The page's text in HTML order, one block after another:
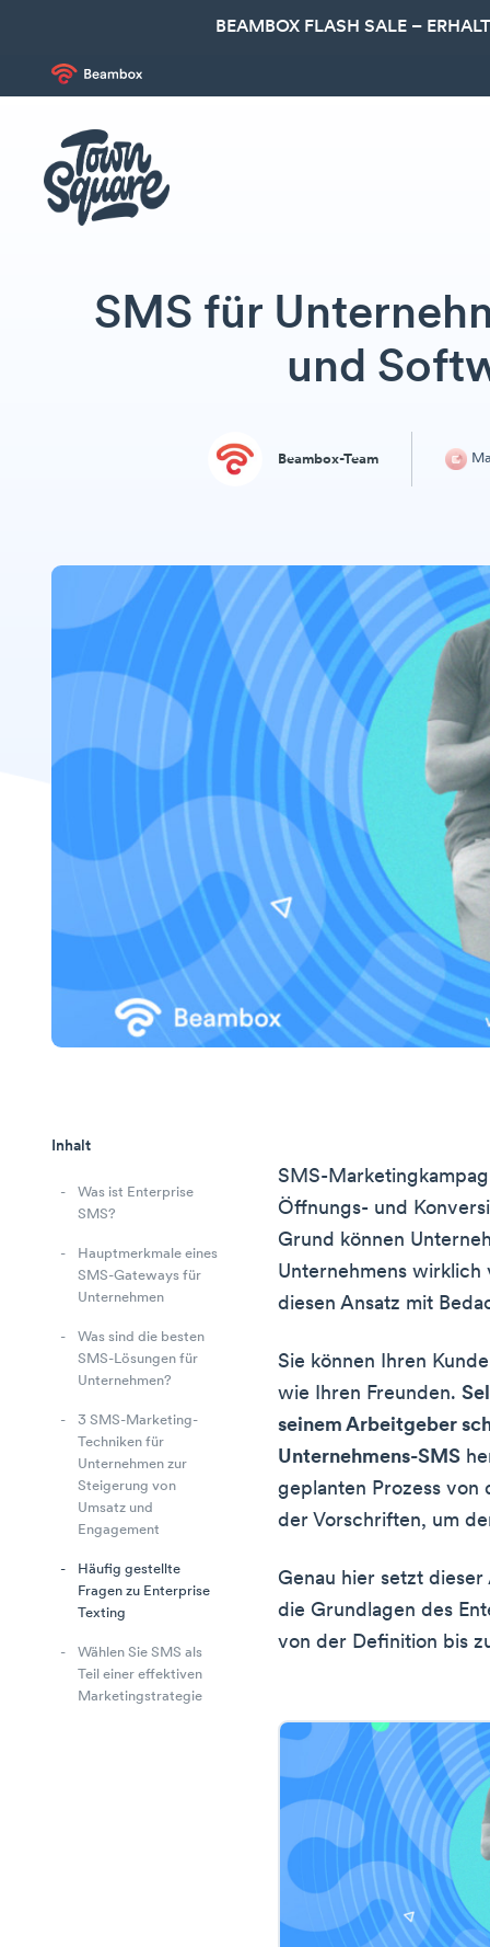
BEAMBOX FLASH SALE –
SMS für
und
Beambox-Team
Inhalt
Was ist Enterprise
SMS?
Hauptmerkmale eines
SMS-Gateways für
Unternehmen
Was sind die besten
SMS-Lösungen für
Unternehmen?
3 SMS-Marketing-
Techniken für
Unternehmen zur
Steigerung von
Umsatz und
Engagement
Häufig gestellte
Fragen zu Enterprise
Texting
Wählen Sie SMS als
Teil einer effektiven
Marketingstrategie
SMS-
Öffnungs- und
Grund können
Unternehmens wirklich
diesen Ansatz mit
Sie können Ihren
wie Ihren Freunden.
seinem Arbeitgeber
Unternehmens-SMS
geplanten Prozess von
der Vorschriften, um
Genau hier setzt
die Grundlagen des
von der Definition bis